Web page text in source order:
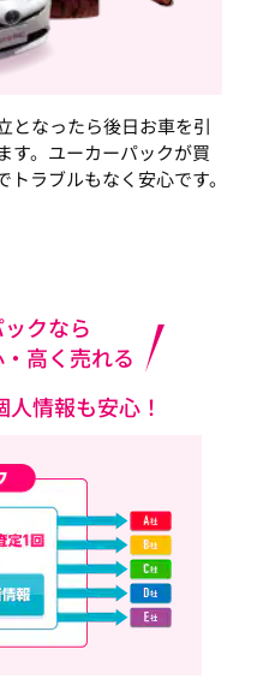
となったら後日お車を引
す。ユーカーパックが買
ラブルもなく安心です。
クなら
高く売れる
情報も安心！